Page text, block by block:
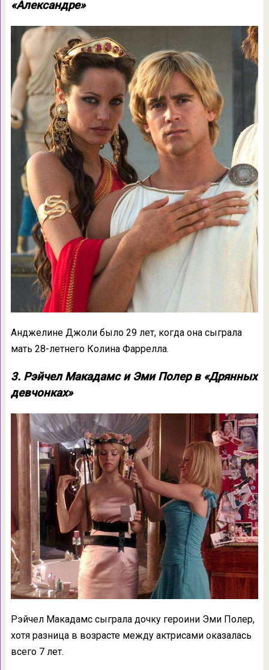
«Александре»
Анджелине Джоли было 29 лет, когда она сыграла
мать 28-летнего Колина Фаррелла.
3. Рэйчел Макадамс и Эми Полер в «Дрянных
девчонках»
Рэйчел Макадамс сыграла дочку героини Эми Полер,
хотя разница в возрасте между актрисами оказалась
всего 7 лет.